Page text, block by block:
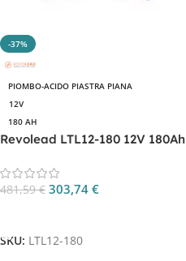
-37%
PIOMBO-ACIDO PIASTRA PIANA
12V
180 AH
Revolead LTL12-180 12V
481,59€ 303,74 €
SKU: LTL12-180